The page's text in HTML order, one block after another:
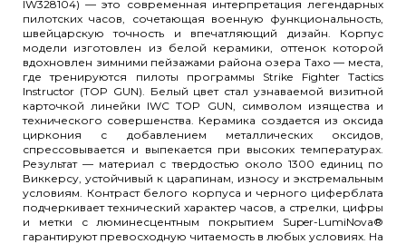
IW328104) — это современная интерпретация легендарных
пилотских часов, сочетающая военную функциональность,
швейцарскую точность и впечатляющий дизайн. Корпус
модели изготовлен из белой керамики, оттенок которой
вдохновлен зимними пейзажами района озера Тахо — места,
где тренируются пилоты программы Strike Fighter Tactics
Instructor (TOP GUN). Белый цвет стал узнаваемой визитной
карточкой линейки IWC TOP GUN, символом изящества и
технического совершенства. Керамика создается из оксида
циркония с добавлением металлических оксидов,
спрессовывается и выпекается при высоких температурах.
Результат — материал с твердостью около 1300 единиц по
Виккерсу, устойчивый к царапинам, износу и экстремальным
условиям. Контраст белого корпуса и черного циферблата
подчеркивает технический характер часов, а стрелки, цифры
и метки с люминесцентным покрытием Super-LumiNova®
гарантируют превосходную читаемость в любых условиях. На